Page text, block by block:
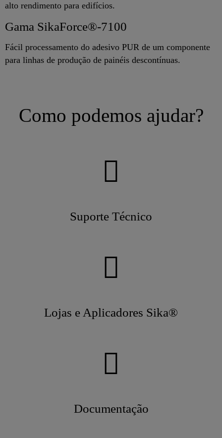
alto rendimento para edifícios.
Gama SikaForce®-7100
Fácil processamento do adesivo PUR de um componente
para linhas de produção de painéis descontínuas.
Como podemos ajudar?
Suporte Técnico
Lojas e Aplicadores Sika®
Documentação